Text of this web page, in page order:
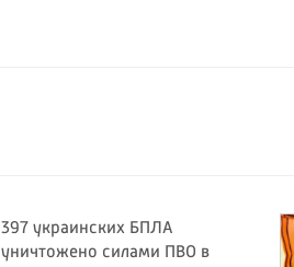
397 украинских БПЛА
уничтожено силами ПВО в